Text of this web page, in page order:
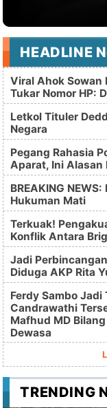
HEADLINE
Viral Ahok Sowan
Tukar Nomor HP:
Letkol Tituler
Negara
Pegang Rahasia
Aparat, Ini Alasan
BREAKING
Hukuman Mati
Terkuak!
Konflik Antara
Jadi
Diduga AKP Rita
Ferdy Sambo Jadi
Candrawathi
Mafhud MD
Dewasa
TRENDING